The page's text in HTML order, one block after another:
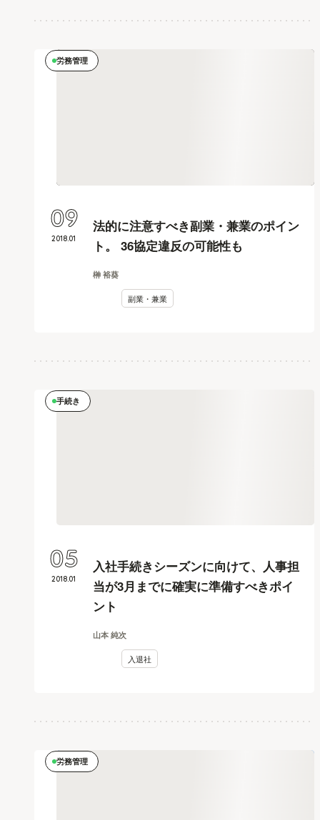
労務管理
法的に注意すべき副業・兼業のポイン
ト。 36協定違反の可能性も
榊 裕葵
副業・兼業
2018.01
09
手続き
入社手続きシーズンに向けて、人事担
当が3月までに確実に準備すべきポイ
ント
山本 純次
入退社
2018.01
05
労務管理